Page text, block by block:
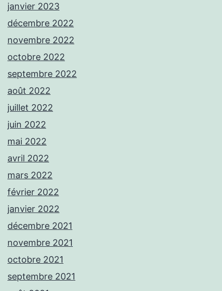
janvier 2023
décembre 2022
novembre 2022
octobre 2022
septembre 2022
août 2022
juillet 2022
juin 2022
mai 2022
avril 2022
mars 2022
février 2022
janvier 2022
décembre 2021
novembre 2021
octobre 2021
septembre 2021